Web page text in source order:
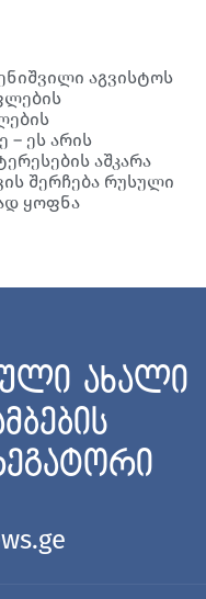
აგვისტოს
– ეს არის
აშკარა
შერჩება რუსული
ყოფნა
ახალი